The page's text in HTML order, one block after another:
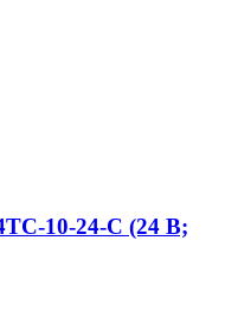
10-24-С (24 В;